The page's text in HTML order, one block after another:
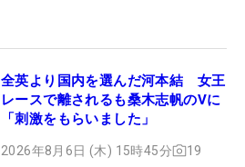
全英より国内を選んだ河本結 女王
レースで離されるも桑木志帆のVに
「刺激をもらいました」
2026年8月6日 (木) 15時45分 19